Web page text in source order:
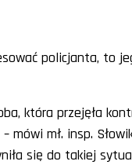
policjanta, to
która przejęła
mówi mł. insp.
się do takiej